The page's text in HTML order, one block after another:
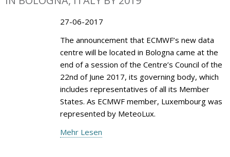
27-06-2017
The announcement that ECMWF’s new data
centre will be located in Bologna came at the
end of a session of the Centre’s Council of the
22nd of June 2017, its governing body, which
includes representatives of all its Member
States. As ECMWF member, Luxembourg was
represented by MeteoLux.
Mehr Lesen